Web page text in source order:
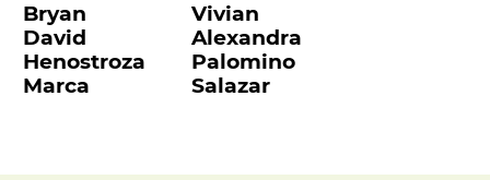
Bryan
David
Henostroza
Marca
Vivian
Alexandra
Palomino
Salazar